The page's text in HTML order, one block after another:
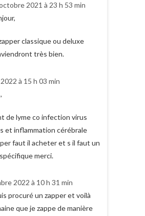
2021 à 23 h 53 min
classique ou deluxe
très bien.
à 15 h 03 min
de lyme co infection virus
et inflammation cérébrale
faut il acheter et s il faut un
merci.
2022 à 10 h 31 min
procuré un zapper et voilà
que je zappe de manière